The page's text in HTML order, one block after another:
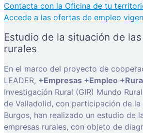
Contacta con la Oficina de tu
Accede a las ofertas de empleo
Estudio de la situación de
rurales
En el marco del proyecto de
LEADER, +Empresas +Empleo
Investigación Rural (GIR) Mundo
de Valladolid, con participación de
Burgos, han realizado un estudio de
empresas rurales, con objeto de